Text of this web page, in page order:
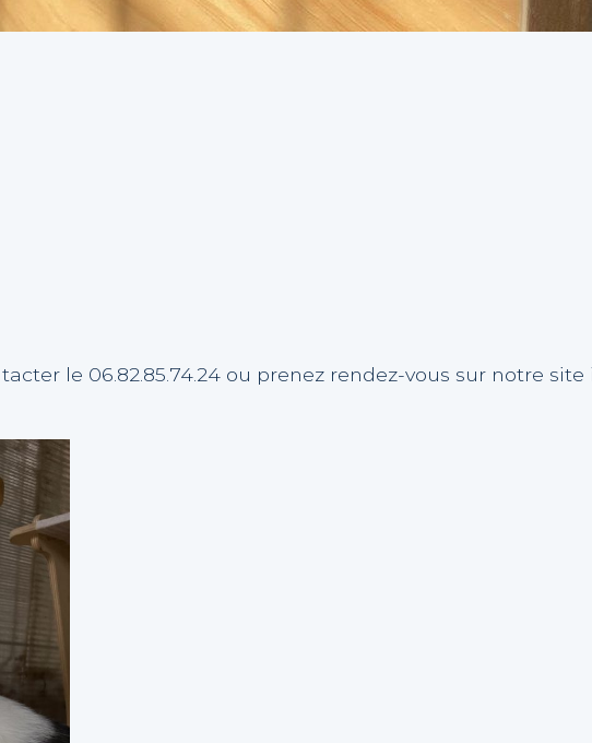
le 06.82.85.74.24 ou prenez rendez-vous sur notre